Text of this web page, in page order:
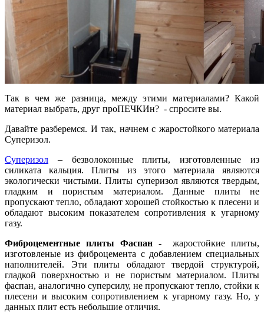
Так в чем же разница, между этими материалами? Какой
материал выбрать, друг проПЕЧКИн? - спросите вы.
Давайте разберемся. И так, начнем с жаростойкого материала
Суперизол.
Суперизол – безволоконные плиты, изготовленные из
силиката кальция. Плиты из этого материала являются
экологически чистыми. Плиты суперизол являются твердым,
гладким и пористым материалом. Данные плиты не
пропускают тепло, обладают хорошей стойкостью к плесени и
обладают высоким показателем сопротивления к угарному
газу.
Фиброцементные плиты Фаспан- жаростойкие плиты,
изготовленые из фиброцемента с добавлением специальных
наполнителей. Эти плиты обладают твердой структурой,
гладкой поверхностью и не пористым материалом. Плиты
фаспан, аналогично суперсилу, не пропускают тепло, стойки к
плесени и высоким сопротивлением к угарному газу. Но, у
данных плит есть небольшие отличия.